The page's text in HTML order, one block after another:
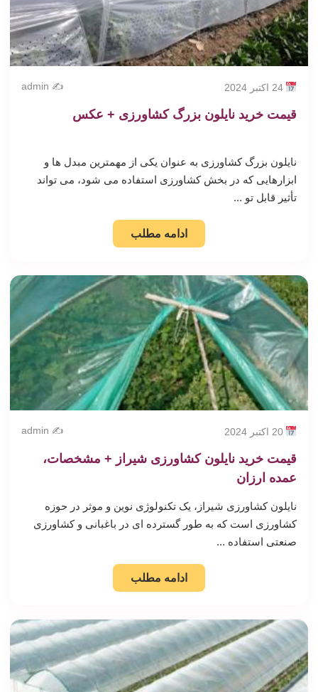
24 اکتبر 2024 ✍️ admin
قیمت خرید نایلون بزرگ کشاورزی + عکس
نایلون بزرگ کشاورزی به عنوان یکی از مهمترین مبدل ها و
ابزارهایی که در بخش کشاورزی استفاده می شود، می تواند
تأثیر قابل تو ...
ادامه مطلب
20 اکتبر 2024 ✍️ admin
قیمت خرید نایلون کشاورزی شیراز + مشخصات،
عمده ارزان
نایلون کشاورزی شیراز، یک تکنولوژی نوین و موثر در حوزه
کشاورزی است که به طور گسترده ای در باغبانی و کشاورزی
صنعتی استفاده ...
ادامه مطلب